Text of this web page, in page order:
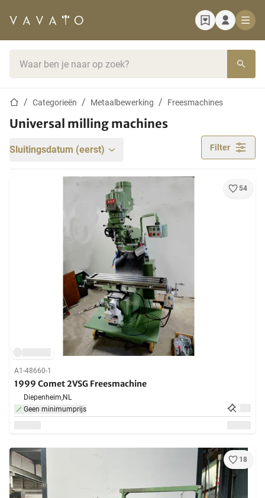
StartpaginaCategorieën Metaalbewerking Freesmachines
Universal milling machines
Sluitingsdatum (eerst) Filter
54
A1-48660-1
1999 Comet 2VSG Freesmachine
Diepenheim,NL
Geen minimumprijs
18